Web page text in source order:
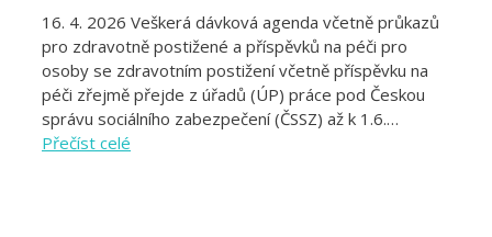
16. 4. 2026 Veškerá dávková agenda včetně průkazů
pro zdravotně postižené a příspěvků na péči pro
osoby se zdravotním postižení včetně příspěvku na
péči zřejmě přejde z úřadů (ÚP) práce pod Českou
správu sociálního zabezpečení (ČSSZ) až k 1.6.…
Přečíst celé